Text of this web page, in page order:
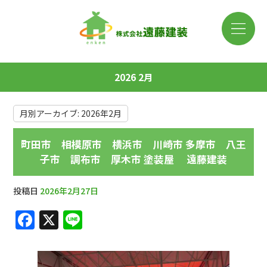
2026 2月
月別アーカイブ: 2026年2月
町田市 相模原市 横浜市 川崎市 多摩市 八王
子市 調布市 厚木市 塗装屋 遠藤建装
投稿日 2026年2月27日
F
a
c
X
e